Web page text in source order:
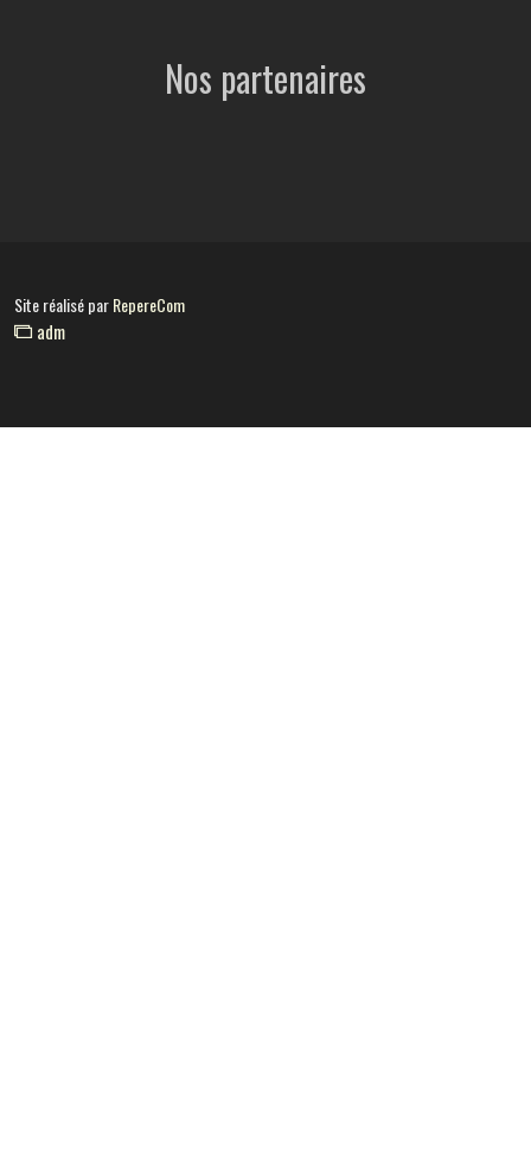
Nos partenaires
Site réalisé parRepereCom
adm